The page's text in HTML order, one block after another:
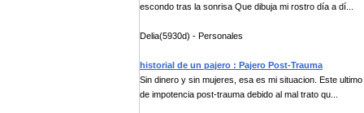
escondo tras la sonrisa Que dibuja mi rostro día a dí...
Delia(5930d) - Personales
historial de un pajero : Pajero Post-Trauma
Sin dinero y sin mujeres, esa es mi situacion. Este
de impotencia post-trauma debido al mal trato qu...